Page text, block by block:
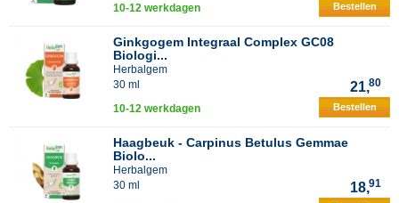
10-12 werkdagen Bestellen
Ginkgogem Integraal Complex GC08
Biologi...
Herbalgem
30 ml
21,80
10-12 werkdagen Bestellen
Haagbeuk - Carpinus Betulus Gemmae
Biolo...
Herbalgem
30 ml
18,91